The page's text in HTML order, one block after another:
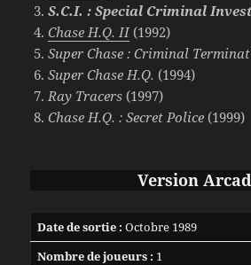
S.C.I. : Special Criminal
Chase H.Q. II(1992)
Super Chase : Criminal
Super Chase H.Q. (1994)
Ray Tracers (1997)
Chase H.Q. : Secret Police (1999)
Version
Date de sortie : Octobre 1989
Nombre de joueurs : 1